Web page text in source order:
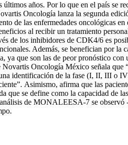
años. Por lo que en el país se
Oncología lanza la segunda
de las enfermedades oncológicas
al recibir un tratamiento
los inhibidores de CDK4/6 es
Además, se benefician por
ya que son las de peor pronóstico
Oncología México señala que
identificación de la fase (I, II, III o
Asimismo, afirma que las
se define como la capacidad de
de MONALEESA-7 se